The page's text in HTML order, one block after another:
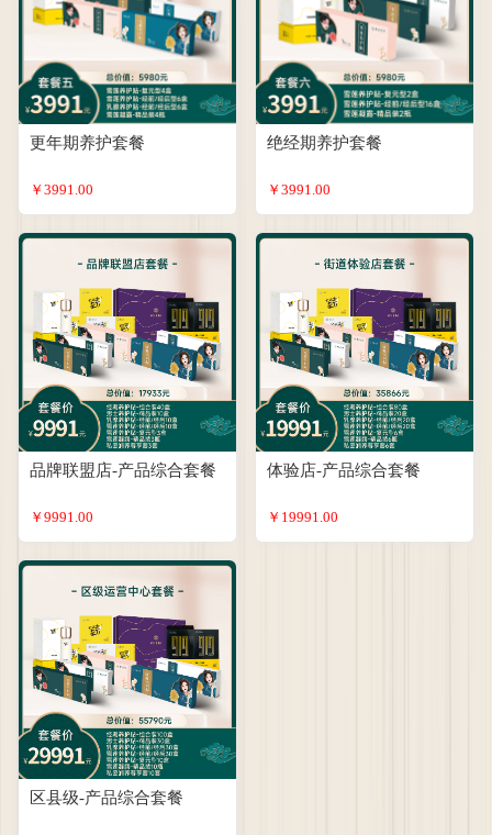
更年期养护套餐
￥3991.00
绝经期养护套餐
￥3991.00
品牌联盟店-产品综合套餐
￥9991.00
体验店-产品综合套餐
￥19991.00
区县级-产品综合套餐